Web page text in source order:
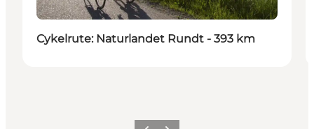
Cykelrute: Naturlandet Rundt - 393 km